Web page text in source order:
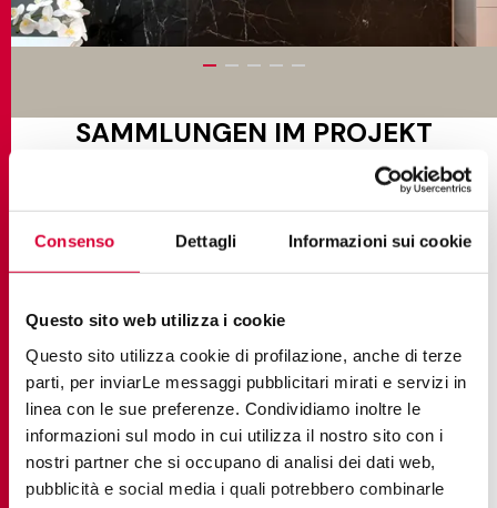
Consenso Dettagli Informazioni sui cookie
Questo sito web utilizza i cookie
Questo sito utilizza cookie di profilazione, anche di terze
parti, per inviarLe messaggi pubblicitari mirati e servizi in
linea con le sue preferenze. Condividiamo inoltre le
informazioni sul modo in cui utilizza il nostro sito con i
nostri partner che si occupano di analisi dei dati web,
pubblicità e social media i quali potrebbero combinarle
SAMMLUNGEN IM PROJEKT